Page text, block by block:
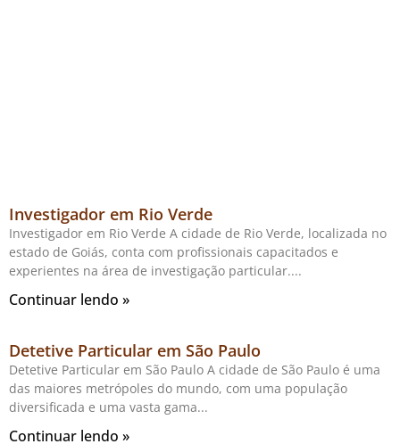
Investigador em Rio Verde
Investigador em Rio Verde A cidade de Rio Verde, localizada no
estado de Goiás, conta com profissionais capacitados e
experientes na área de investigação particular.
Continuar lendo »
Detetive Particular em São Paulo
Detetive Particular em São Paulo A cidade de São Paulo é uma
das maiores metrópoles do mundo, com uma população
diversificada e uma vasta gama
Continuar lendo »